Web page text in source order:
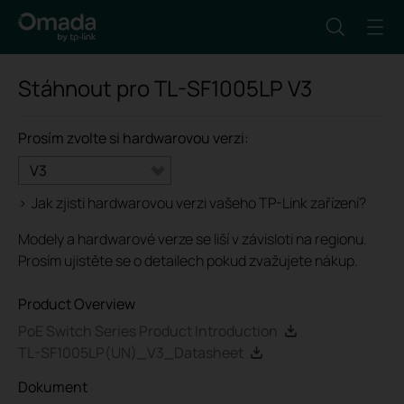
Stáhnout proTL-SF1005LPV3
Prosím zvolte si hardwarovou verzi:
V3
> Jak zjisti hardwarovou verzi vašeho TP-Link zařízení?
Modely a hardwarové verze se liší v závisloti na regionu.
Prosím ujistěte se o detailech pokud zvažujete nákup.
Product Overview
PoE Switch Series Product Introduction
TL-SF1005LP(UN)_V3_Datasheet
Dokument